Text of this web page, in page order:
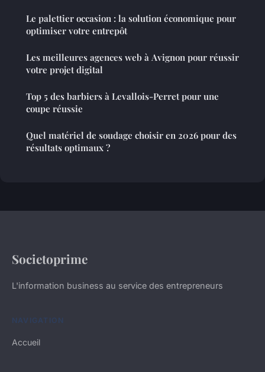
Le palettier occasion : la solution économique pour
optimiser votre entrepôt
Les meilleures agences web à Avignon pour réussir
votre projet digital
Top 5 des barbiers à Levallois-Perret pour une
coupe réussie
Quel matériel de soudage choisir en 2026 pour des
résultats optimaux ?
Societoprime
L'information business au service des entrepreneurs
NAVIGATION
Accueil